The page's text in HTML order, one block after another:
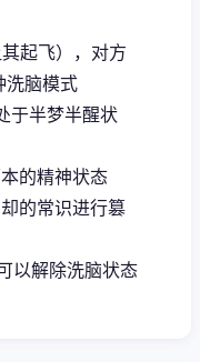
起飞），对方
洗脑模式
于半梦半醒状
的精神状态
的常识进行篡
以解除洗脑状态